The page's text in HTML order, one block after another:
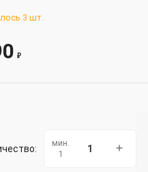
3 шт.
₽
мин.
1